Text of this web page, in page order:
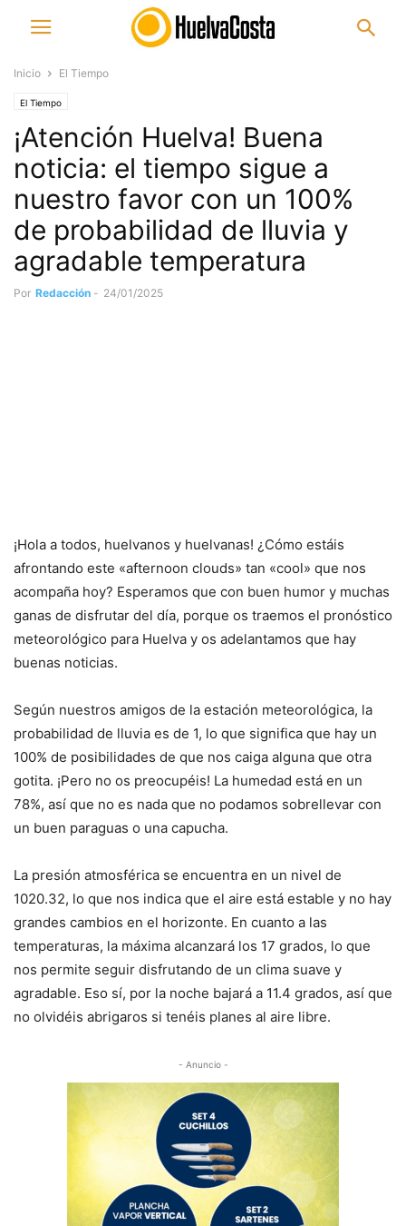
Inicio El Tiempo
El Tiempo
¡Atención Huelva! Buena
noticia: el tiempo sigue a
nuestro favor con un 100%
de probabilidad de lluvia y
agradable temperatura
Por Redacción - 24/01/2025
¡Hola a todos, huelvanos y huelvanas! ¿Cómo estáis
afrontando este «afternoon clouds» tan «cool» que nos
acompaña hoy? Esperamos que con buen humor y muchas
ganas de disfrutar del día, porque os traemos el pronóstico
meteorológico para Huelva y os adelantamos que hay
buenas noticias.
Según nuestros amigos de la estación meteorológica, la
probabilidad de lluvia es de 1, lo que significa que hay un
100% de posibilidades de que nos caiga alguna que otra
gotita. ¡Pero no os preocupéis! La humedad está en un
78%, así que no es nada que no podamos sobrellevar con
un buen paraguas o una capucha.
La presión atmosférica se encuentra en un nivel de
1020.32, lo que nos indica que el aire está estable y no hay
grandes cambios en el horizonte. En cuanto a las
temperaturas, la máxima alcanzará los 17 grados, lo que
nos permite seguir disfrutando de un clima suave y
agradable. Eso sí, por la noche bajará a 11.4 grados, así que
no olvidéis abrigaros si tenéis planes al aire libre.
- Anuncio -